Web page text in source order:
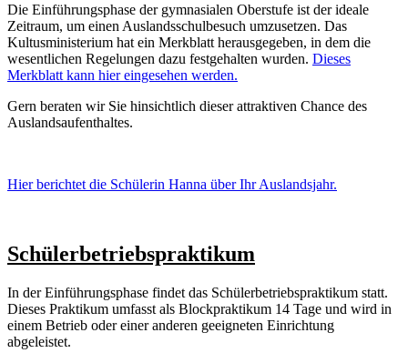
Die Einführungsphase der gymnasialen Oberstufe ist der ideale
Zeitraum, um einen Auslandsschulbesuch umzusetzen. Das
Kultusministerium hat ein Merkblatt herausgegeben, in dem die
wesentlichen Regelungen dazu festgehalten wurden. Dieses
Merkblatt kann hier eingesehen werden.
Gern beraten wir Sie hinsichtlich dieser attraktiven Chance des
Auslandsaufenthaltes.
Hier berichtet die Schülerin Hanna über Ihr Auslandsjahr.
Schülerbetriebspraktikum
In der Einführungsphase findet das Schülerbetriebspraktikum statt.
Dieses Praktikum umfasst als Blockpraktikum 14 Tage und wird in
einem Betrieb oder einer anderen geeigneten Einrichtung
abgeleistet.